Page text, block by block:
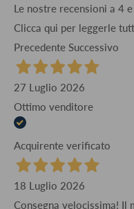
Le nostre recensioni a 4
Clicca qui per leggerle
Precedente Successivo
27 Luglio 2026
Ottimo venditore
Acquirente verificato
18 Luglio 2026
Consegna velocissima! Il